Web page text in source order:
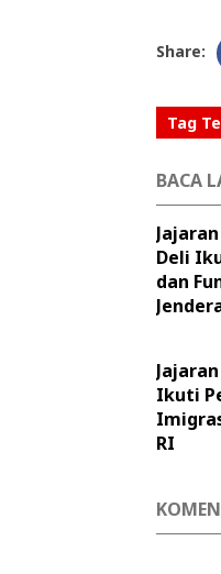
Share:
Tag
BACA
Deli
dan
Ikuti
RI